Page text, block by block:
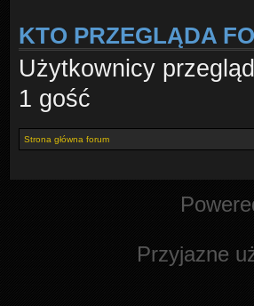
KTO PRZEGLĄDA
Użytkownicy
1 gość
Strona główna forum
Przyjazne